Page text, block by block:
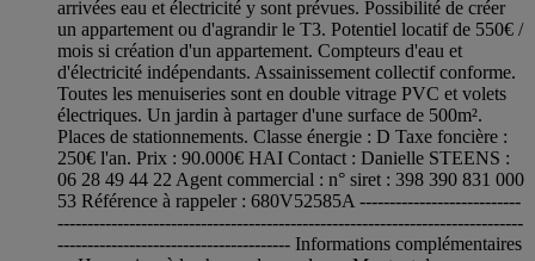
arrivées eau et électricité y sont prévues. Possibilité de créer
un appartement ou d'agrandir le T3. Potentiel locatif de 550€ /
mois si création d'un appartement. Compteurs d'eau et
d'électricité indépendants. Assainissement collectif conforme.
Toutes les menuiseries sont en double vitrage PVC et volets
électriques. Un jardin à partager d'une surface de 500m².
Places de stationnements. Classe énergie : D Taxe foncière :
250€ l'an. Prix : 90.000€ HAI Contact : Danielle STEENS :
06 28 49 44 22 Agent commercial : n° siret : 398 390 831 000
53 Référence à rappeler : 680V52585A ---------------------------
------------------------------------------------------------------------------
--------------------------------------- Informations complémentaires